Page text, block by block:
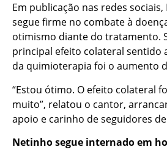
Em publicação nas redes
segue firme no combate à
otimismo diante do tratamento.
principal efeito colateral sentido
da quimioterapia foi o aumento
“Estou ótimo. O efeito colateral
muito”, relatou o cantor,
apoio e carinho de seguidores
Netinho segue internado em